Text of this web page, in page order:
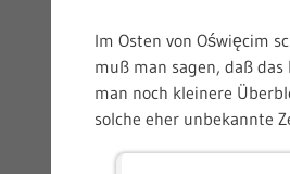
Im Osten von Oświęcim
muß man sagen, daß
man noch kleinere
solche eher unbekannte